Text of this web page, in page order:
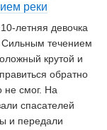
реки
летняя девочка
Сильным течением
крутой и
обратно
не смог. На
спасателей
и передали